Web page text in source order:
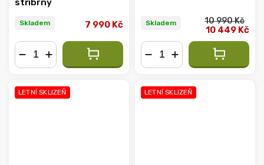
stříbrný
Skladem 7 990 Kč Skladem 10 990 Kč
10 449 Kč
LETNÍ SKLIZEŇ LETNÍ SKLIZEŇ